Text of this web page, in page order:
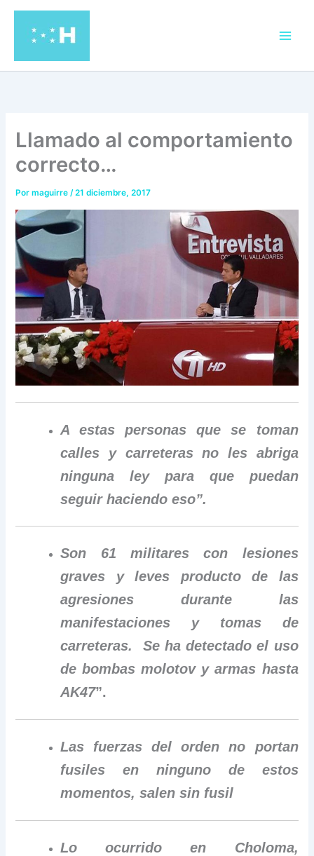
contenido
Llamado al comportamiento
correcto…
Pormaguirre/21 diciembre, 2017
A estas personas que se toman
calles y carreteras no les abriga
ninguna ley para que puedan
seguir haciendo eso”.
Son 61 militares con lesiones
graves y leves producto de las
agresiones durante las
manifestaciones y tomas de
carreteras. Se ha detectado el uso
de bombas molotov y armas hasta
AK47”.
Las fuerzas del orden no portan
fusiles en ninguno de estos
momentos, salen sin fusil
Lo ocurrido en Choloma,